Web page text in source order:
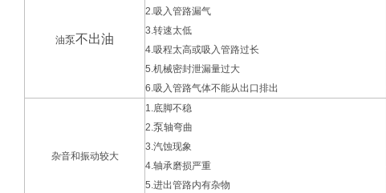
油泵不出油
2.吸入管路漏气
3.转速太低
4.吸程太高或吸入管路过长
5.机械密封泄漏量过大
6.吸入管路气体不能从出口排出
杂音和振动较大
1.底脚不稳
2.泵轴弯曲
3.汽蚀现象
4.轴承磨损严重
5.进出管路内有杂物